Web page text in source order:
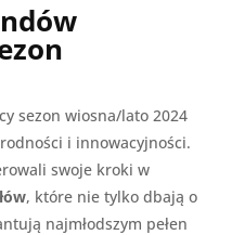
sezon wiosna/lato 2024
i innowacyjności.
swoje kroki w
, które nie tylko dbają o
najmłodszym pełen